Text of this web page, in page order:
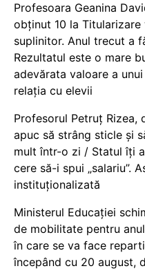
Profesoara Geanina
obținut 10 la
suplinitor. Anul trecut a
Rezultatul este o mare
adevărata valoare a
relația cu elevii
Profesorul Petruț Rizea,
apuc să strâng sticle și
mult într-o zi / Statul îți
cere să-i spui „salariu”.
instituționalizată
Ministerul Educației
de mobilitate pentru
în care se va face
începând cu 20 august,